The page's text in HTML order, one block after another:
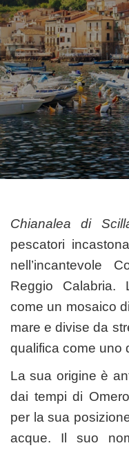
Chianalea di
pescatori
nell’incantevole
Reggio Calabria.
come un mosaico
mare e divise da
qualifica come uno
La sua origine è
dai tempi di
per la sua
acque. Il suo